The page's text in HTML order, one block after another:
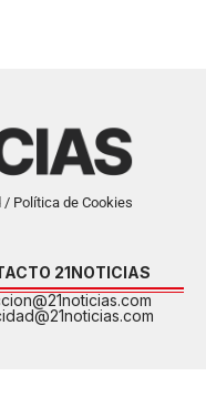
Política de Cookies
21NOTICIAS